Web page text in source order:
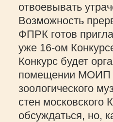
отвоевывать
Возможность
ФПРК готов
уже 16-ом
Конкурс будет
помещении МОИП
зоологического
стен
обсуждаться, но,